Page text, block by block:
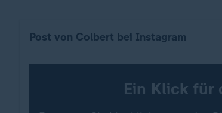
Post von Colbert bei Instagram
Ein Klick für